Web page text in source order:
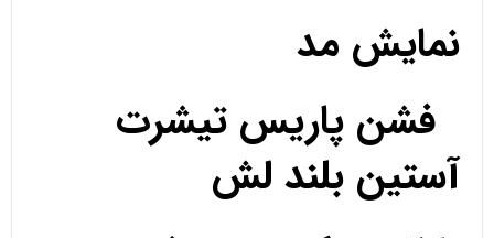
نمایش مد
فشن پاریس تیشرت
آستین بلند لش